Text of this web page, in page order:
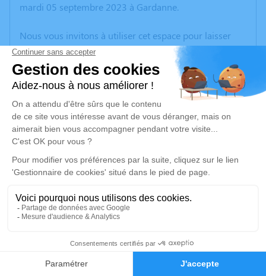
Faire-part Hommages
mardi 05 septembre 2023 à Gardanne.
Nous vous invitons à utiliser cet espace pour laisser
vos condoléances, partager des photos souvenirs, une
anecdote ou exprimer vos pensées à travers des
poèmes ou des textes. Cet endroit est un lieu
d'expression dédié à honorer la mémoire de Norbert
NICOLAI.
Un service de plantation d’arbre hommage est
disponible ici.
Je rends hommage
Crémation
Crématorium de Provence et Parc Mémorial
de Provence d'Aix-en-Provence